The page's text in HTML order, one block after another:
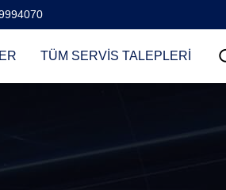
TÜM SERVIS TALEPLERI